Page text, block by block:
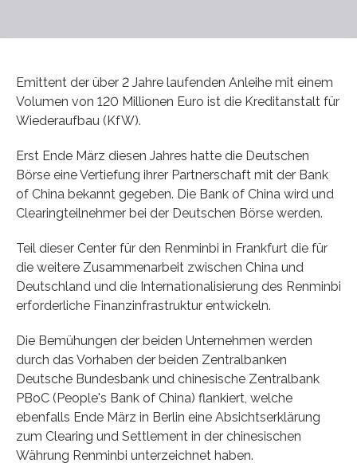
Emittent der über 2 Jahre laufenden Anleihe mit einem
Volumen von 120 Millionen Euro ist die Kreditanstalt für
Wiederaufbau (KfW).
Erst Ende März diesen Jahres hatte die Deutschen
Börse eine Vertiefung ihrer Partnerschaft mit der Bank
of China bekannt gegeben. Die Bank of China wird und
Clearingteilnehmer bei der Deutschen Börse werden.
Teil dieser Center für den Renminbi in Frankfurt die für
die weitere Zusammenarbeit zwischen China und
Deutschland und die Internationalisierung des Renminbi
erforderliche Finanzinfrastruktur entwickeln.
Die Bemühungen der beiden Unternehmen werden
durch das Vorhaben der beiden Zentralbanken
Deutsche Bundesbank und chinesische Zentralbank
PBoC (People's Bank of China) flankiert, welche
ebenfalls Ende März in Berlin eine Absichtserklärung
zum Clearing und Settlement in der chinesischen
Währung Renminbi unterzeichnet haben.